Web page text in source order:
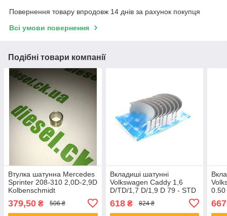
Повернення товару впродовж 14 днів за рахунок покупця
Всі умови повернення
Подібні товари компанії
Втулка шатунна Mercedes
Sprinter 208-310 2,0D-2,9D
Kolbenschmidt
379,50 ₴ 506 ₴
Вкладиші шатунні
Volkswagen Caddy 1,6
D/TD/1,7 D/1,9 D 79 - STD
618₴ 824 ₴